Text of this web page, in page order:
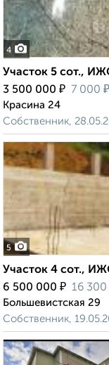
4
Участок 5 сот.,
3 500 000 ₽ 7 000 ₽
Красина 24
Собственник,
5
Участок 4 сот.,
6 500 000 ₽ 16 300
Большевистская 29
Собственник,